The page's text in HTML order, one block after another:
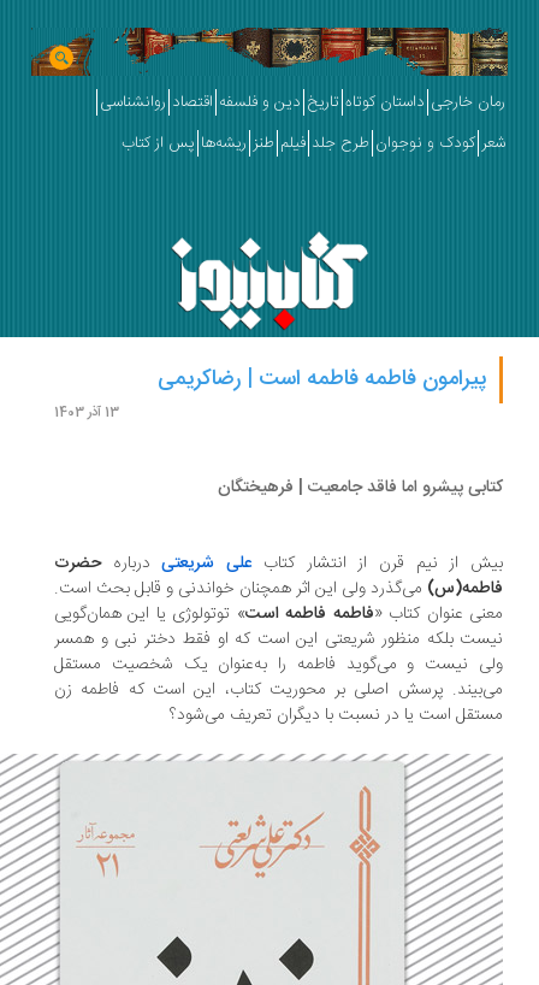
خارجی داستان کوتاه تاریخ دین و فلسفه اقتصاد روانشناسی
کودک و نوجوان طرح جلد فیلم طنز ریشه‌ها پس از کتاب
پیرامون فاطمه فاطمه است | رضاکریمی
پیشرو اما فاقد جامعیت | فرهیختگان
از نیم قرن از انتشار کتاب علی شریعتیدربارهحضرت
می‌گذرد ولی این اثر همچنان خواندنی و قابل بحث است.
عنوان کتاب «فاطمه فاطمه است» توتولوژی یا این همان‌گویی
بلکه منظور شریعتی این است که او فقط دختر نبی و همسر
نیست و می‌گوید فاطمه را به‌عنوان یک شخصیت مستقل
پرسش اصلی بر محوریت کتاب، این است که فاطمه زن
است یا در نسبت با دیگران تعریف می‌شود؟